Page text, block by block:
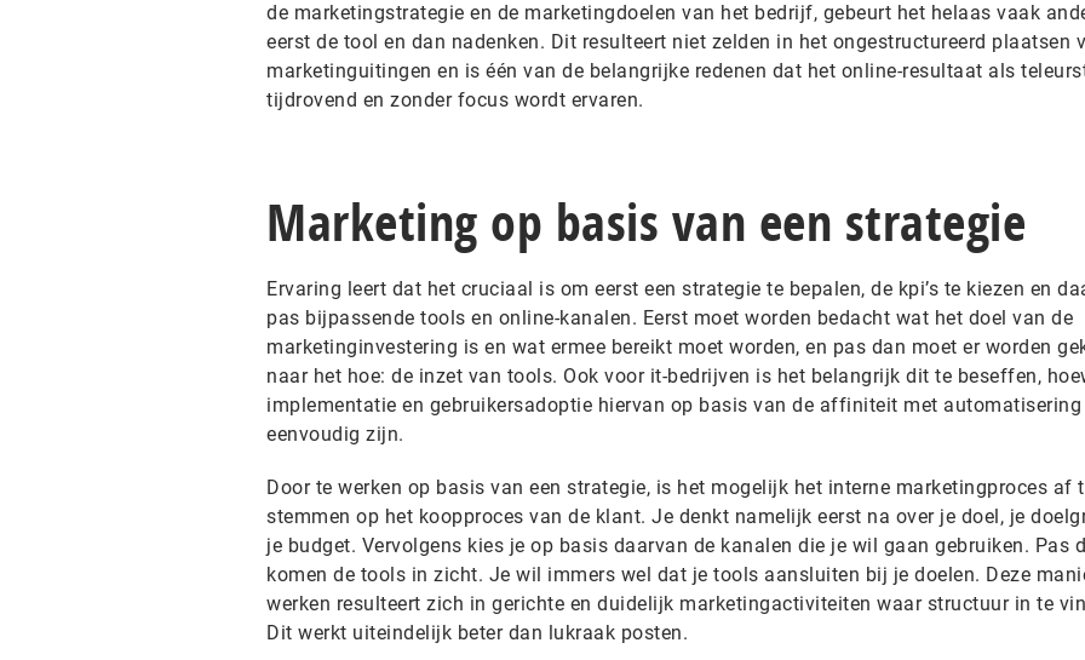
de marketingstrategie en de marketingdoelen van het bedrijf, gebeurt het helaas vaak
eerst de tool en dan nadenken. Dit resulteert niet zelden in het ongestructureerd plaatsen
marketinguitingen en is één van de belangrijke redenen dat het online-resultaat als
tijdrovend en zonder focus wordt ervaren.
Marketing op basis van een strategie
Ervaring leert dat het cruciaal is om eerst een strategie te bepalen, de kpi’s te kiezen en
pas bijpassende tools en online-kanalen. Eerst moet worden bedacht wat het doel van de
marketinginvestering is en wat ermee bereikt moet worden, en pas dan moet er worden
naar het hoe: de inzet van tools. Ook voor it-bedrijven is het belangrijk dit te beseffen,
implementatie en gebruikersadoptie hiervan op basis van de affiniteit met
eenvoudig zijn.
Door te werken op basis van een strategie, is het mogelijk het interne marketingproces af
stemmen op het koopproces van de klant. Je denkt namelijk eerst na over je doel, je
je budget. Vervolgens kies je op basis daarvan de kanalen die je wil gaan gebruiken. Pas
komen de tools in zicht. Je wil immers wel dat je tools aansluiten bij je doelen. Deze
werken resulteert zich in gerichte en duidelijk marketingactiviteiten waar structuur in te
Dit werkt uiteindelijk beter dan lukraak posten.